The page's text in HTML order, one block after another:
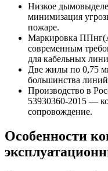
Низкое
минимизация
пожаре.
Маркировка
современным
для кабельных
Две жилы по 0,75
большинства
Производство в
53930360-2015 —
сопровождение.
Особенности